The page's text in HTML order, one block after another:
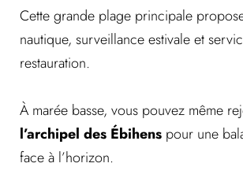
Cette grande plage principale
nautique, surveillance estivale et
restauration.
À marée basse, vous pouvez même
l’archipel des Ébihens pour une
face à l’horizon.